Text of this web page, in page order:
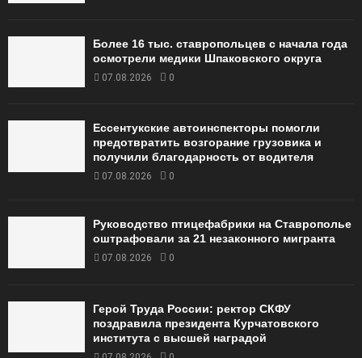
Более 16 тыс. ставропольцев с начала года
осмотрели медики Шпаковского округа
07.08.2026 0
Ессентукские автоинспекторы помогли
предотвратить возгорание грузовика и
получили благодарность от водителя
07.08.2026 0
Руководство птицефабрики на Ставрополье
оштрафовали за 21 незаконного мигранта
07.08.2026 0
Герой Труда России: ректор СКФУ
поздравила президента Курчатовского
института с высшей наградой